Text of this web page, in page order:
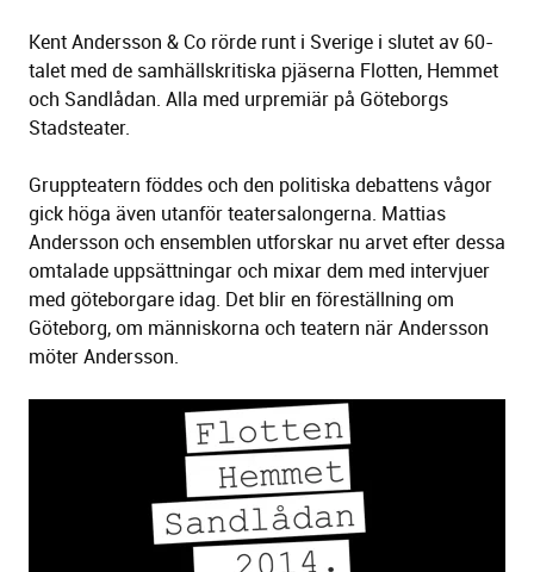
Kent Andersson & Co rörde runt i Sverige i slutet av 60-
talet med de samhällskritiska pjäserna Flotten, Hemmet
och Sandlådan. Alla med urpremiär på Göteborgs
Stadsteater.
Gruppteatern föddes och den politiska debattens vågor
gick höga även utanför teatersalongerna. Mattias
Andersson och ensemblen utforskar nu arvet efter dessa
omtalade uppsättningar och mixar dem med intervjuer
med göteborgare idag. Det blir en föreställning om
Göteborg, om människorna och teatern när Andersson
möter Andersson.